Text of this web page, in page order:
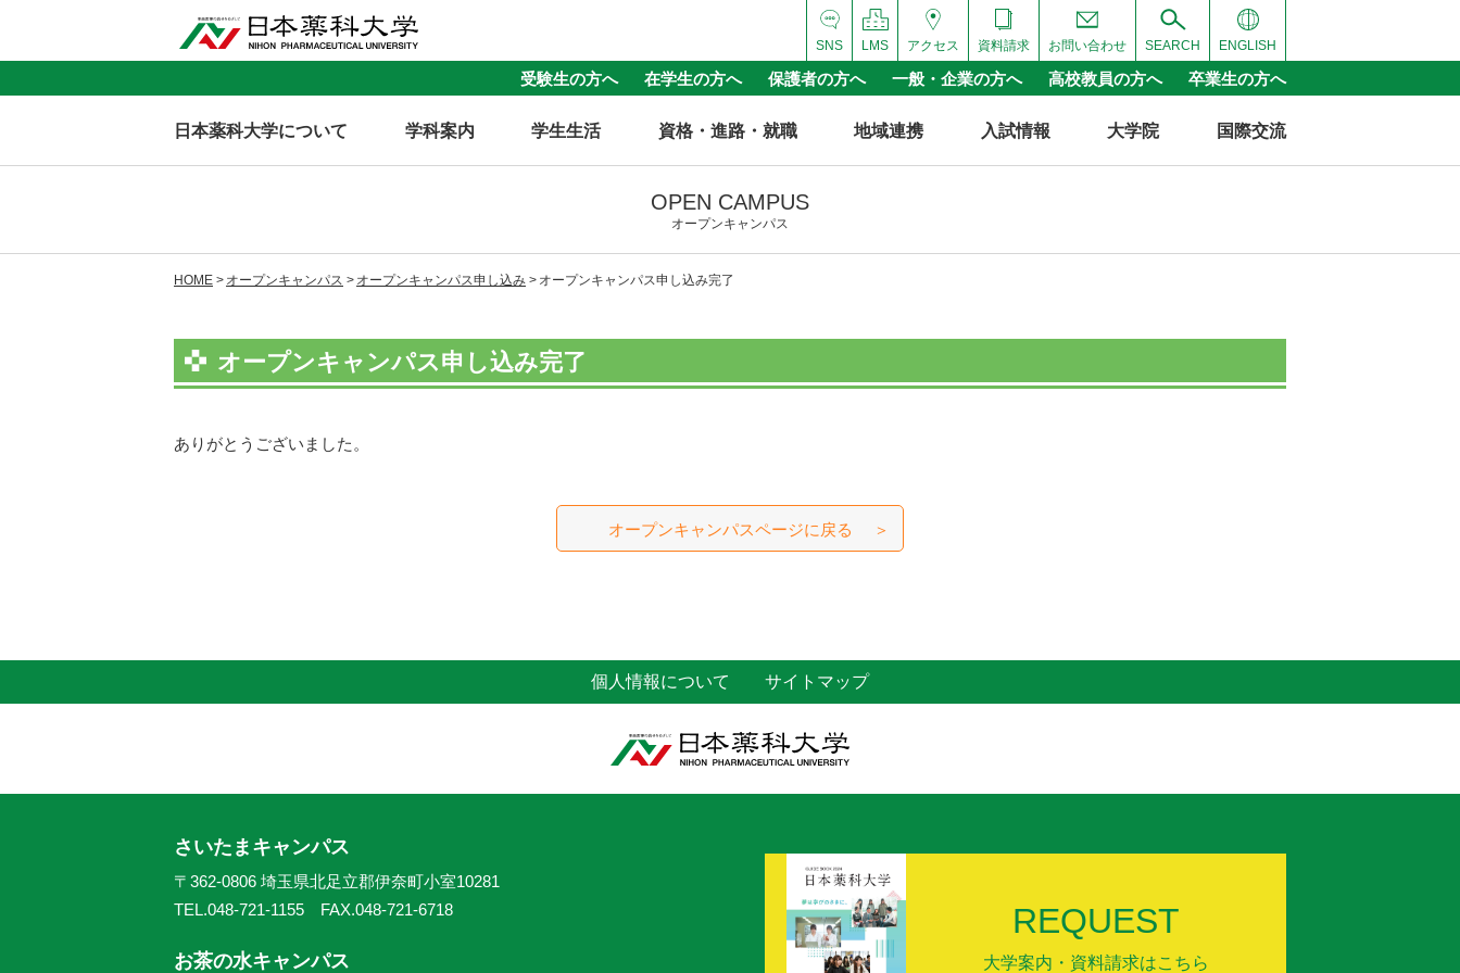
ENGLISH
SEARCH
お問い合わせ
資料請求
アクセス
LMS
SNS
受験生の方へ 在学生の方へ 保護者の方へ 一般・企業の方へ 高校教員の方へ 卒業生の方へ
日本薬科大学について 学科案内 学生生活 資格・進路・就職 地域連携 入試情報 大学院 国際交流
OPEN CAMPUS
オープンキャンパス
HOME オープンキャンパス オープンキャンパス申し込み オープンキャンパス申し込み完了
オープンキャンパス申し込み完了
ありがとうございました。
オープンキャンパスページに戻る
個人情報について サイトマップ
REQUEST
大学案内・資料請求はこちら
さいたまキャンパス
〒362-0806 埼玉県北足立郡伊奈町小室10281
TEL.048-721-1155 FAX.048-721-6718
お茶の水キャンパス